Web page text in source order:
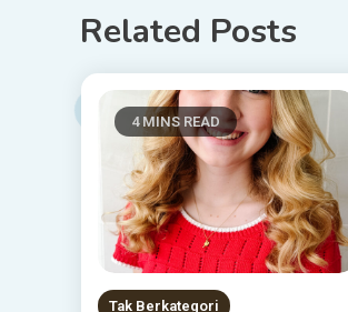
Related Posts
4 MINS READ
Tak Berkategori